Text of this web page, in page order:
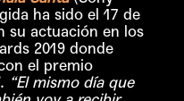
ha sido el 17 de
su actuación en los
2019 donde
el premio
“El mismo día que